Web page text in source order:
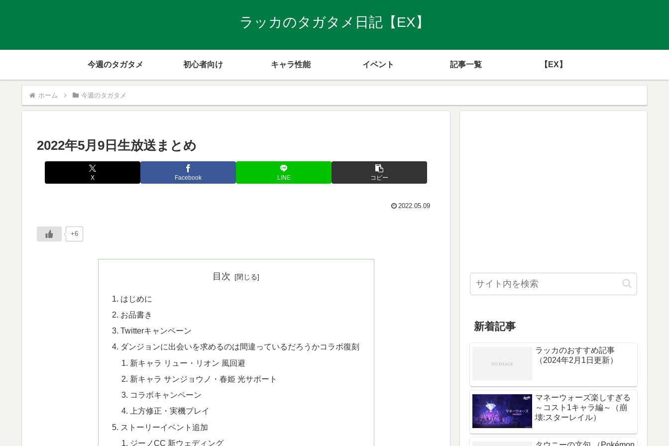
ラッカのタガタメ日記【EX】
今週のタガタメ 初心者向け キャラ性能 イベント 記事一覧 【EX】
ホーム 今週のタガタメ
2022年5月9日生放送まとめ
X Facebook LINE コピー
2022.05.09
+6
目次
はじめに
お品書き
Twitterキャンペーン
ダンジョンに出会いを求めるのは間違っているだろうかコラボ復刻
新キャラ リュー・リオン 風回避
新キャラ サンジョウノ・春姫 光サポート
コラボキャンペーン
上方修正・実機プレイ
ストーリーイベント追加
ジーノCC 新ウェディング
新着記事
ラッカのおすすめ記事
（2024年2月1日更新）
マネーウォーズ楽しすぎる
～コスト1キャラ編～（崩
壊:スターレイル）